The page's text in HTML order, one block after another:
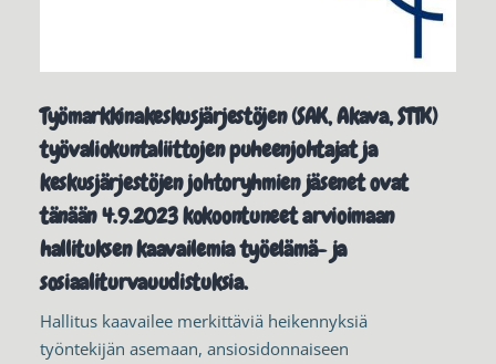
Työmarkkinakeskusjärjestöjen (SAK, Akava, STTK)
työvaliokuntaliittojen puheenjohtajat ja
keskusjärjestöjen johtoryhmien jäsenet ovat
tänään 4.9.2023 kokoontuneet arvioimaan
hallituksen kaavailemia työelämä- ja
sosiaaliturvauudistuksia.
Hallitus kaavailee merkittäviä heikennyksiä
työntekijän asemaan, ansiosidonnaiseen